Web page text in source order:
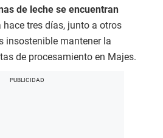
de leche se encuentran
hace tres días, junto a otros
insostenible mantener la
de procesamiento en Majes.